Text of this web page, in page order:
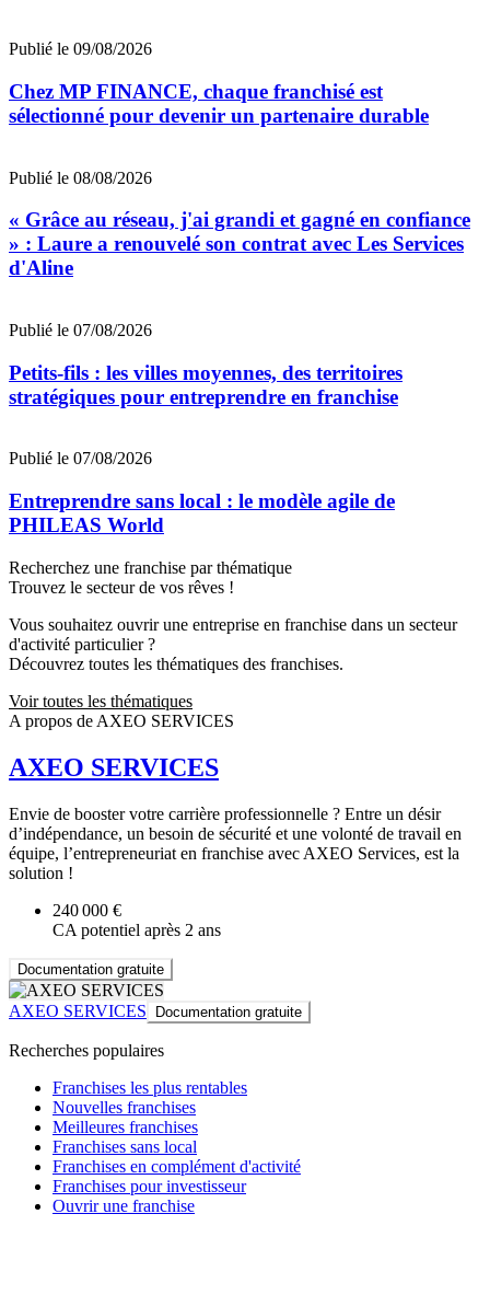
Publié le 09/08/2026
Chez MP FINANCE, chaque franchisé est
sélectionné pour devenir un partenaire durable
Publié le 08/08/2026
« Grâce au réseau, j'ai grandi et gagné en confiance
» : Laure a renouvelé son contrat avec Les Services
d'Aline
Publié le 07/08/2026
Petits-fils : les villes moyennes, des territoires
stratégiques pour entreprendre en franchise
Publié le 07/08/2026
Entreprendre sans local : le modèle agile de
PHILEAS World
Recherchez une franchise par thématique
Trouvez le secteur de vos rêves !
Vous souhaitez ouvrir une entreprise en franchise dans un secteur
d'activité particulier ?
Découvrez toutes les thématiques des franchises.
Voir toutes les thématiques
A propos de AXEO SERVICES
AXEO SERVICES
Envie de booster votre carrière professionnelle ? Entre un désir
d’indépendance, un besoin de sécurité et une volonté de travail en
équipe, l’entrepreneuriat en franchise avec AXEO Services, est la
solution !
240 000 €
CA potentiel après 2 ans
Documentation gratuite
AXEO SERVICES Documentation gratuite
Recherches populaires
Franchises les plus rentables
Nouvelles franchises
Meilleures franchises
Franchises sans local
Franchises en complément d'activité
Franchises pour investisseur
Ouvrir une franchise